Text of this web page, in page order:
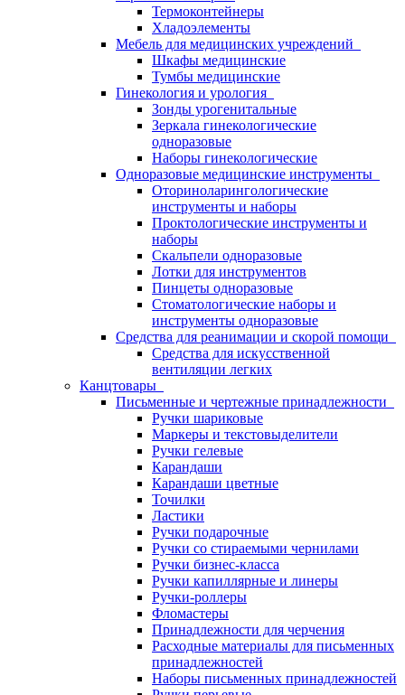
Термоконтейнеры
Хладоэлементы
Мебель для медицинских учреждений
Шкафы медицинские
Тумбы медицинские
Гинекология и урология
Зонды урогенитальные
Зеркала гинекологические
одноразовые
Наборы гинекологические
Одноразовые медицинские инструменты
Оториноларингологические
инструменты и наборы
Проктологические инструменты и
наборы
Скальпели одноразовые
Лотки для инструментов
Пинцеты одноразовые
Стоматологические наборы и
инструменты одноразовые
Средства для реанимации и скорой помощи
Средства для искусственной
вентиляции легких
Канцтовары
Письменные и чертежные принадлежности
Ручки шариковые
Маркеры и текстовыделители
Ручки гелевые
Карандаши
Карандаши цветные
Точилки
Ластики
Ручки подарочные
Ручки со стираемыми чернилами
Ручки бизнес-класса
Ручки капиллярные и линеры
Ручки-роллеры
Фломастеры
Принадлежности для черчения
Расходные материалы для письменных
принадлежностей
Наборы письменных принадлежностей